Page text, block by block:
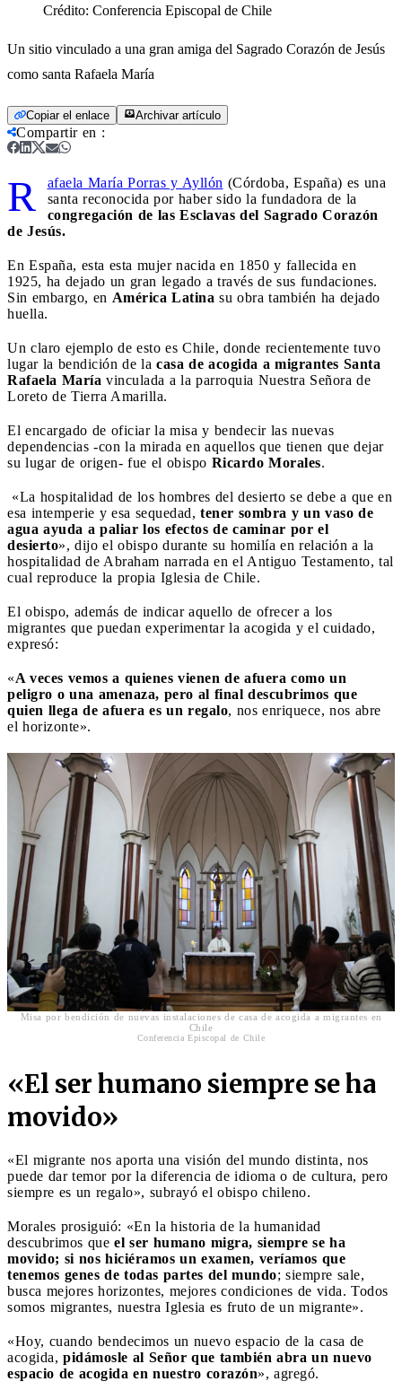
Crédito: Conferencia Episcopal de Chile
Un sitio vinculado a una gran amiga del Sagrado Corazón de Jesús
como santa Rafaela María
Copiar el enlace Archivar artículo
Compartir en :
R afaela María Porras y Ayllón (Córdoba, España) es una
santa reconocida por haber sido la fundadora de la
congregación de las Esclavas del Sagrado Corazón
de Jesús.
En España, esta esta mujer nacida en 1850 y fallecida en
1925, ha dejado un gran legado a través de sus fundaciones.
Sin embargo, en América Latina su obra también ha dejado
huella.
Un claro ejemplo de esto es Chile, donde recientemente tuvo
lugar la bendición de la casa de acogida a migrantes Santa
Rafaela María vinculada a la parroquia Nuestra Señora de
Loreto de Tierra Amarilla.
El encargado de oficiar la misa y bendecir las nuevas
dependencias -con la mirada en aquellos que tienen que dejar
su lugar de origen- fue el obispo Ricardo Morales.
«La hospitalidad de los hombres del desierto se debe a que en
esa intemperie y esa sequedad, tener sombra y un vaso de
agua ayuda a paliar los efectos de caminar por el
desierto», dijo el obispo durante su homilía en relación a la
hospitalidad de Abraham narrada en el Antiguo Testamento, tal
cual reproduce la propia Iglesia de Chile.
El obispo, además de indicar aquello de ofrecer a los
migrantes que puedan experimentar la acogida y el cuidado,
expresó:
«A veces vemos a quienes vienen de afuera como un
peligro o una amenaza, pero al final descubrimos que
quien llega de afuera es un regalo, nos enriquece, nos abre
el horizonte».
Misa por bendición de nuevas instalaciones de casa de acogida a migrantes en
Chile
Conferencia Episcopal de Chile
«El ser humano siempre se ha
movido»
«El migrante nos aporta una visión del mundo distinta, nos
puede dar temor por la diferencia de idioma o de cultura, pero
siempre es un regalo», subrayó el obispo chileno.
Morales prosiguió: «En la historia de la humanidad
descubrimos que el ser humano migra, siempre se ha
movido; si nos hiciéramos un examen, veríamos que
tenemos genes de todas partes del mundo; siempre sale,
busca mejores horizontes, mejores condiciones de vida. Todos
somos migrantes, nuestra Iglesia es fruto de un migrante».
«Hoy, cuando bendecimos un nuevo espacio de la casa de
acogida, pidámosle al Señor que también abra un nuevo
espacio de acogida en nuestro corazón», agregó.